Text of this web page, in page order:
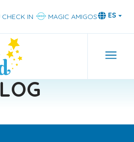
CHECK IN MAGIC AMIGOS ES